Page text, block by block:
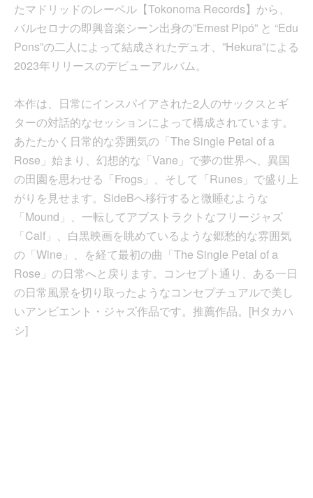
たマドリッドのレーベル【Tokonoma Records】から、
バルセロナの即興音楽シーン出身の”Ernest Pipó” と “Edu
Pons”の二人によって結成されたデュオ、”Hekura”による
2023年リリースのデビューアルバム。
本作は、日常にインスパイアされた2人のサックスとギ
ターの対話的なセッションによって構成されています。
あたたかく日常的な雰囲気の「The Single Petal of a
Rose」始まり、幻想的な「Vane」で夢の世界へ、異国
の田園を思わせる「Frogs」、そして「Runes」で盛り上
がりを見せます。SideBへ移行すると微睡むような
「Mound」、一転してアブストラクトなフリージャズ
「Calf」、白黒映画を眺めているような郷愁的な雰囲気
の「Wine」、を経て最初の曲「The Single Petal of a
Rose」の日常へと戻ります。コンセプト通り、ある一日
の日常風景を切り取ったようなコンセプチュアルで美し
いアンビエント・ジャズ作品です。推薦作品。[Hタカハ
シ]